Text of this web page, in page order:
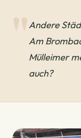
"Andere
Am
Mülleimer
auch?